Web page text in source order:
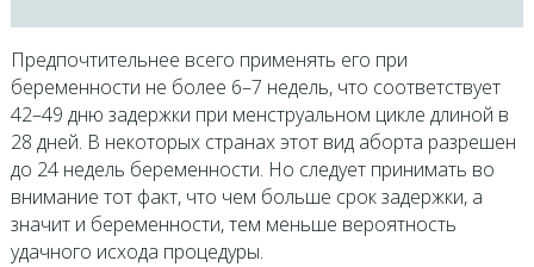
Предпочтительнее всего применять его при
беременности не более 6–7 недель, что соответствует
42–49 дню задержки при менструальном цикле длиной в
28 дней. В некоторых странах этот вид аборта разрешен
до 24 недель беременности. Но следует принимать во
внимание тот факт, что чем больше срок задержки, а
значит и беременности, тем меньше вероятность
удачного исхода процедуры.